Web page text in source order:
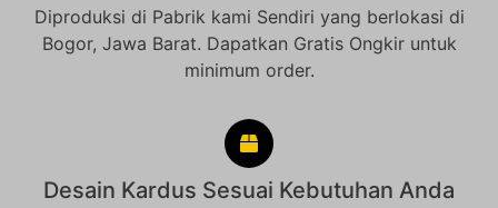
Diproduksi di Pabrik kami Sendiri yang berlokasi di
Bogor, Jawa Barat. Dapatkan Gratis Ongkir untuk
minimum order.
Desain Kardus Sesuai Kebutuhan Anda